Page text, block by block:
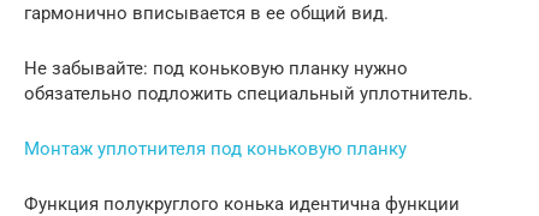
гармонично вписывается в ее общий вид.
Не забывайте: под коньковую планку нужно
обязательно подложить специальный уплотнитель.
Монтаж уплотнителя под коньковую планку
Функция полукруглого конька идентична функции